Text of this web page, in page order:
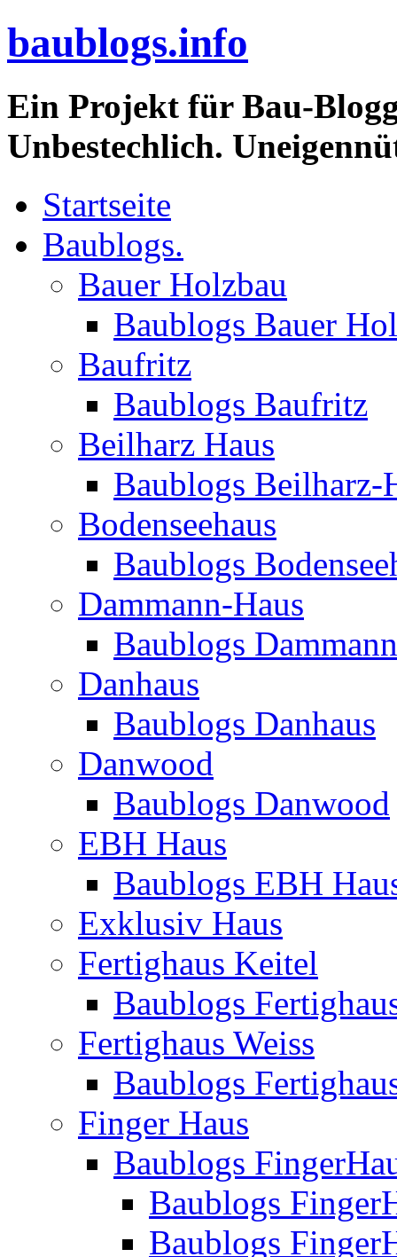
baublogs.info
Ein Projekt für Bau-
Unbestechlich.
Startseite
Baublogs.
Bauer Holzbau
Baublogs Bauer
Baufritz
Baublogs Baufritz
Beilharz Haus
Baublogs Beilharz-
Bodenseehaus
Baublogs
Dammann-Haus
Baublogs
Danhaus
Baublogs Danhaus
Danwood
Baublogs Danwood
EBH Haus
Baublogs EBH
Exklusiv Haus
Fertighaus Keitel
Baublogs
Fertighaus Weiss
Baublogs
Finger Haus
Baublogs
Baublogs
Baublogs